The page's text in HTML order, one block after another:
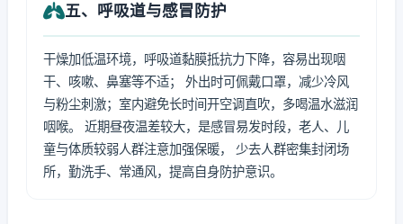
五、呼吸道与感冒防护
干燥加低温环境，呼吸道黏膜抵抗力下降，容易出现咽
干、咳嗽、鼻塞等不适； 外出时可佩戴口罩，减少冷风
与粉尘刺激；室内避免长时间开空调直吹，多喝温水滋润
咽喉。 近期昼夜温差较大，是感冒易发时段，老人、儿
童与体质较弱人群注意加强保暖， 少去人群密集封闭场
所，勤洗手、常通风，提高自身防护意识。